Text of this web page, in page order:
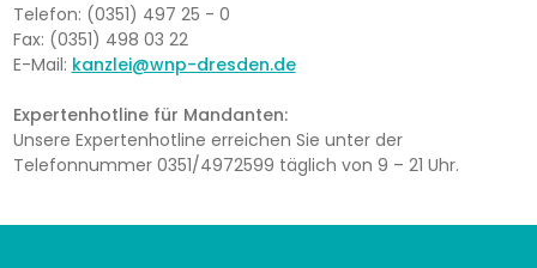
Telefon: (0351) 497 25 - 0
Fax: (0351) 498 03 22
E-Mail: kanzlei@wnp-dresden.de
Expertenhotline für Mandanten:
Unsere Expertenhotline erreichen Sie unter der
Telefonnummer 0351/4972599 täglich von 9 – 21 Uhr.